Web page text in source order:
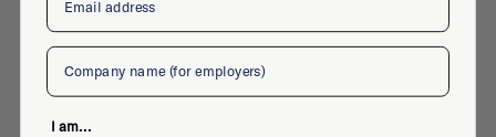
No active jobs right now
Company
I am...